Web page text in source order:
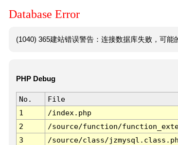
Database Error
(1040) 365建站错误警告：连接数据库失败，可能
PHP Debug
No. File
1
/index.php
2
/source/function/
3
/source/class/